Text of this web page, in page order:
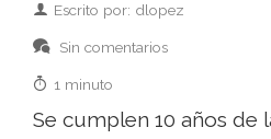
Escrito por: dlopez
Sin comentarios
1 minuto
Se cumplen 10 años de